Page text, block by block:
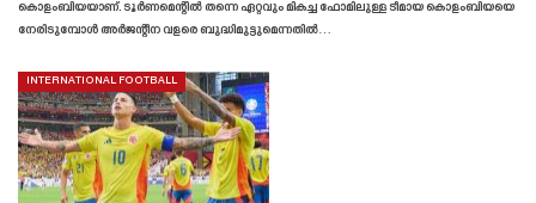
കൊളംബിയയാണ്. ടൂർണമെന്റിൽ തന്നെ ഏറ്റവും മികച്ച ഫോമിലുള്ള ടീമായ കൊളംബിയയെ
നേരിടുമ്പോൾ അർജന്റീന വളരെ ബുദ്ധിമുട്ടുമെന്നതിൽ…
INTERNATIONAL FOOTBALL